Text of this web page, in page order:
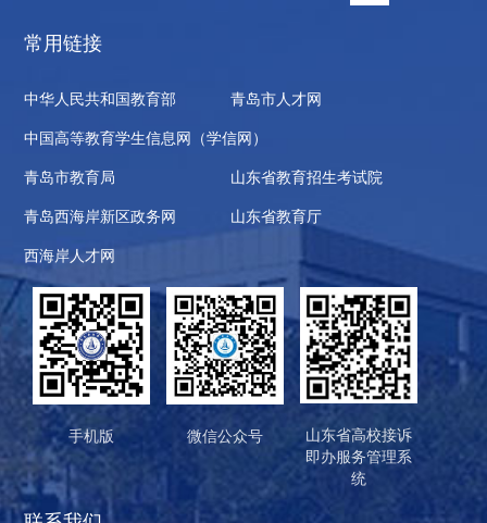
常用链接
中华人民共和国教育部
青岛市人才网
中国高等教育学生信息网（学信网）
青岛市教育局
山东省教育招生考试院
青岛西海岸新区政务网
山东省教育厅
西海岸人才网
手机版 微信公众号
山东省高校接诉
即办服务管理系
统